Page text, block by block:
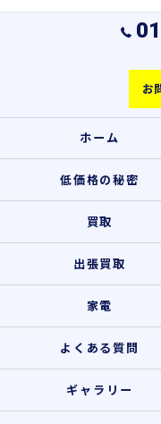
お
ホーム
低価格の秘密
買取
出張買取
家電
よくある質問
ギャラリー